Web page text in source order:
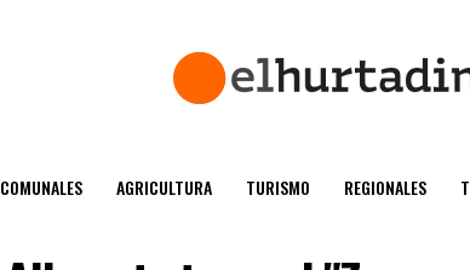
COMUNALES AGRICULTURA TURISMO REGIONALES